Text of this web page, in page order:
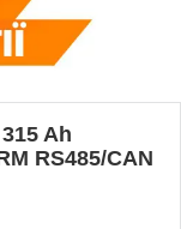
Ah
RS485/CAN